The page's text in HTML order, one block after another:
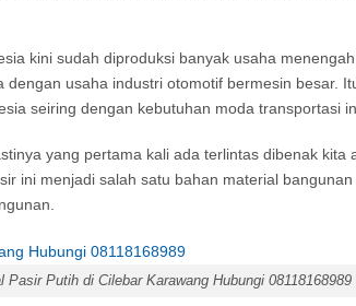
kini sudah diproduksi banyak usaha
usaha industri otomotif bermesin besar.
seiring dengan kebutuhan moda transportasi
yang pertama kali ada terlintas dibenak kita
ini menjadi salah satu bahan material
Pasir Putih di Cilebar Karawang Hubungi 08118168989